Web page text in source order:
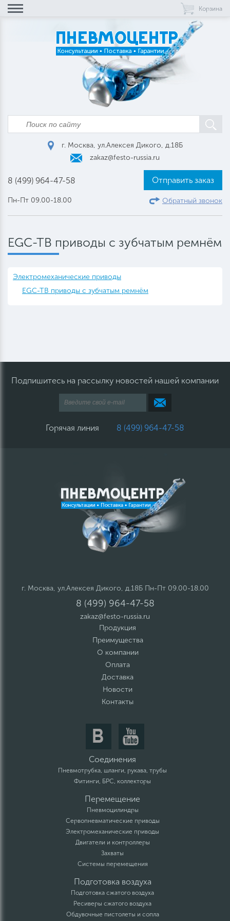
Корзина
г. Москва, ул.Алексея Дикого, д.18Б
zakaz@festo-russia.ru
8 (499) 964-47-58
Пн-Пт 09.00-18.00
Отправить заказ
Обратный звонок
EGC-TB приводы с зубчатым ремнём
Электромеханические приводы
EGC-TB приводы с зубчатым ремнём
Подпишитесь на рассылку новостей нашей компании
Горячая линия 8 (499) 964-47-58
г. Москва, ул.Алексея Дикого, д.18Б Пн-Пт 09.00-18.00
8 (499) 964-47-58
zakaz@festo-russia.ru
Продукция
Преимущества
О компании
Оплата
Доставка
Новости
Контакты
Соединения
Пневмотрубка, шланги, рукава, трубы
Фитинги, БРС, коллекторы
Перемещение
Пневмоцилиндры
Сервопневматические приводы
Электромеханические приводы
Двигатели и контроллеры
Захваты
Системы перемещения
Подготовка воздуха
Подготовка сжатого воздуха
Ресиверы сжатого воздуха
Обдувочные пистолеты и сопла